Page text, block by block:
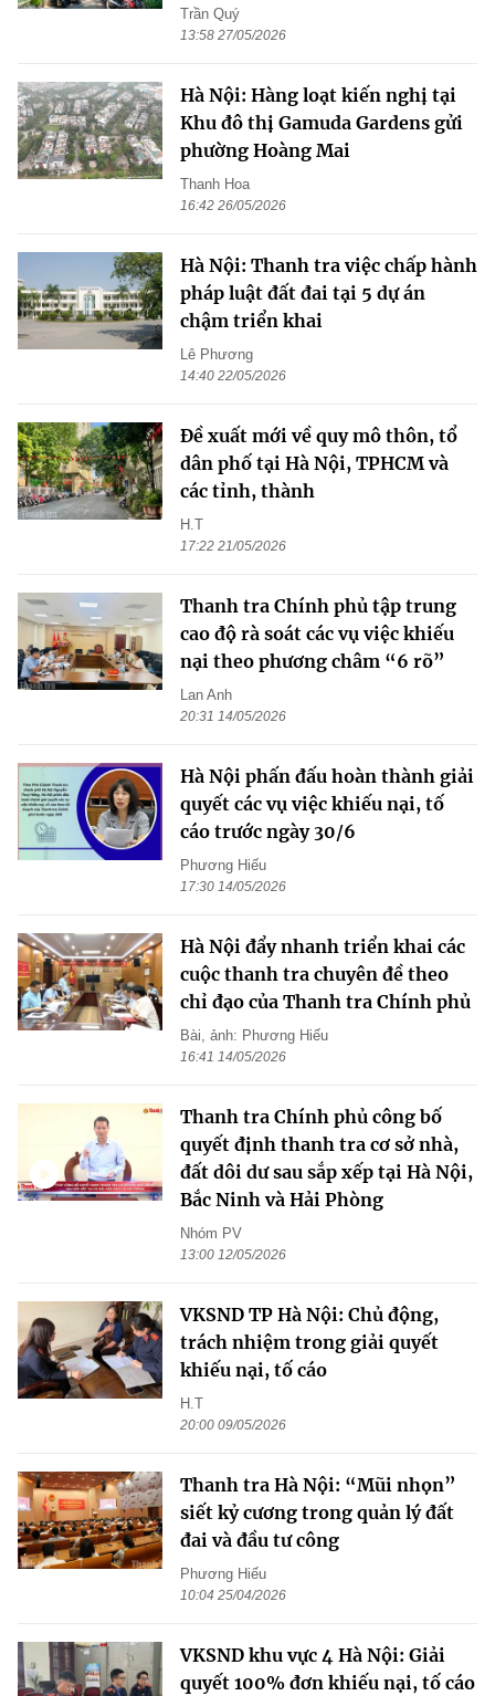
Trần Quý
13:58 27/05/2026
Hà Nội: Hàng loạt kiến nghị tại
Khu đô thị Gamuda Gardens gửi
phường Hoàng Mai
Thanh Hoa
16:42 26/05/2026
Hà Nội: Thanh tra việc chấp hành
pháp luật đất đai tại 5 dự án
chậm triển khai
Lê Phương
14:40 22/05/2026
Đề xuất mới về quy mô thôn, tổ
dân phố tại Hà Nội, TPHCM và
các tỉnh, thành
H.T
17:22 21/05/2026
Thanh tra Chính phủ tập trung
cao độ rà soát các vụ việc khiếu
nại theo phương châm “6 rõ”
Lan Anh
20:31 14/05/2026
Hà Nội phấn đấu hoàn thành giải
quyết các vụ việc khiếu nại, tố
cáo trước ngày 30/6
Phương Hiếu
17:30 14/05/2026
Hà Nội đẩy nhanh triển khai các
cuộc thanh tra chuyên đề theo
chỉ đạo của Thanh tra Chính phủ
Bài, ảnh: Phương Hiếu
16:41 14/05/2026
Thanh tra Chính phủ công bố
quyết định thanh tra cơ sở nhà,
đất dôi dư sau sắp xếp tại Hà Nội,
Bắc Ninh và Hải Phòng
Nhóm PV
13:00 12/05/2026
VKSND TP Hà Nội: Chủ động,
trách nhiệm trong giải quyết
khiếu nại, tố cáo
H.T
20:00 09/05/2026
Thanh tra Hà Nội: “Mũi nhọn”
siết kỷ cương trong quản lý đất
đai và đầu tư công
Phương Hiếu
10:04 25/04/2026
VKSND khu vực 4 Hà Nội: Giải
quyết 100% đơn khiếu nại, tố cáo